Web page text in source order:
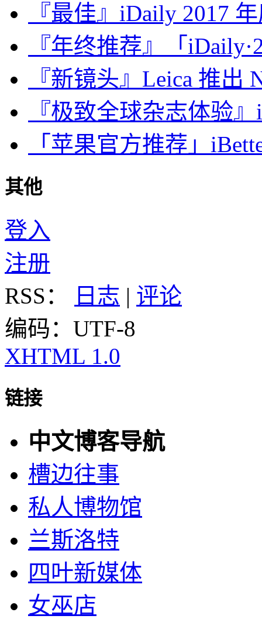
『最佳』iDaily 2017
『年终推荐』「
『新镜头』Leica 推出
『极致全球杂志体验
「苹果官方推荐」
其他
登入
注册
RSS：
日志 | 评论
编码：UTF-8
XHTML 1.0
链接
中文博客导航
槽边往事
私人博物馆
兰斯洛特
四叶新媒体
女巫店